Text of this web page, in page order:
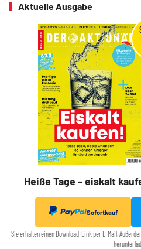
Aktuelle Ausgabe
Heiße Tage – eiskalt
Sofortkauf
Sie erhalten einen Download-Link per E-Mail.